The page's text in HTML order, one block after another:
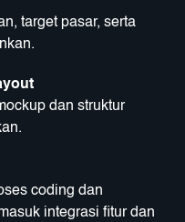
target pasar, serta
dan struktur
coding dan
integrasi fitur dan